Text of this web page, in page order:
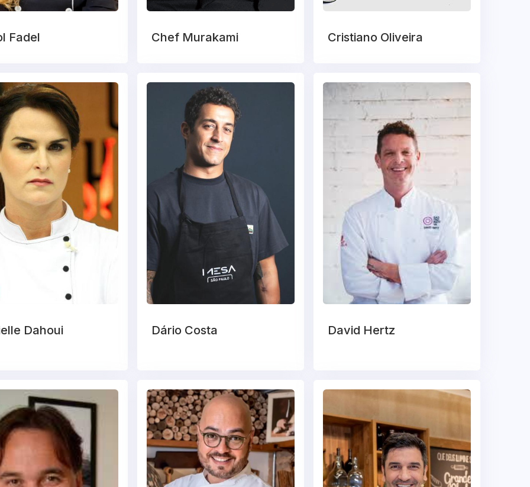
Fadel Chef Murakami Cristiano Oliveira
Dahoui Dário Costa David Hertz